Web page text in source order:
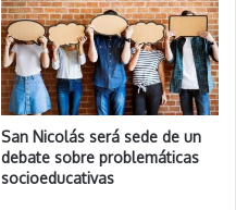
San Nicolás será sede de un
debate sobre problemáticas
socioeducativas